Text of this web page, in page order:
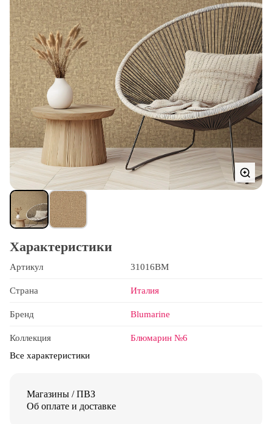
Характеристики
Артикул 31016BM
Страна Италия
Бренд Blumarine
Коллекция
Блюмарин №6
Все характеристики
Магазины / ПВЗ
Об оплате и доставке